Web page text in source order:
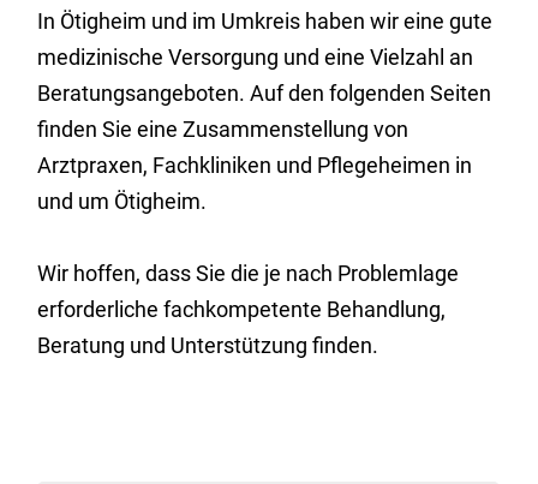
In Ötigheim und im Umkreis haben wir eine gute
medizinische Versorgung und eine Vielzahl an
Beratungsangeboten. Auf den folgenden Seiten
finden Sie eine Zusammenstellung von
Arztpraxen, Fachkliniken und Pflegeheimen in
und um Ötigheim.
Wir hoffen, dass Sie die je nach Problemlage
erforderliche fachkompetente Behandlung,
Beratung und Unterstützung finden.